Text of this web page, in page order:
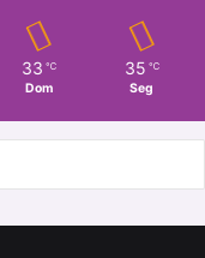
33 ℃
Dom
35 ℃
Seg